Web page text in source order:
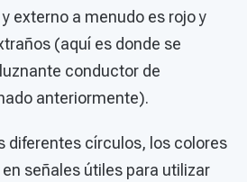
externo a menudo es rojo y
(aquí es donde se
conductor de
anteriormente).
diferentes círculos, los colores
señales útiles para utilizar